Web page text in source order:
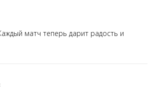
матч теперь дарит радость и